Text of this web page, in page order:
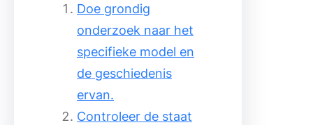
Doe grondig
onderzoek naar het
specifieke model en
de geschiedenis
ervan.
Controleer de staat